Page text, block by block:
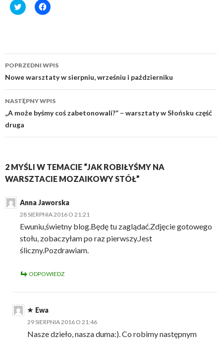
C
l
h
a
r
e
o
n
w
t
e
n
s
i
e
w
w
i
n
d
o
w
)
C
l
h
a
r
e
o
n
a
e
e
n
s
e
w
w
i
n
d
o
w
Zobacz
wpisy
POPRZEDNI WPIS
Nowe warsztaty w sierpniu, wrześniu i październiku
NASTĘPNY WPIS
„A może byśmy coś zabetonowali?” – warsztaty w Słońsku część
druga
2 MYŚLI W TEMACIE “JAK ROBIŁYŚMY NA
WARSZTACIE MOZAIKOWY STÓŁ”
Anna Jaworska
28 SIERPNIA 2016 O 21:21
Ewuniu,świetny blog.Będę tu zaglądać.Zdjęcie gotowego
stołu, zobaczyłam po raz pierwszy.Jest
śliczny.Pozdrawiam.
ODPOWIEDZ
Ewa
29 SIERPNIA 2016 O 21:46
Nasze dzieło, nasza duma:). Co robimy następnym